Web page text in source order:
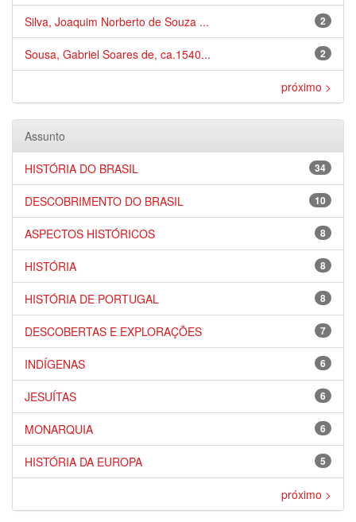
2
Silva, Joaquim Norberto de Souza ...
2
Sousa, Gabriel Soares de, ca.1540...
próximo >
Assunto
34
HISTÓRIA DO BRASIL
10
DESCOBRIMENTO DO BRASIL
8
ASPECTOS HISTÓRICOS
8
HISTÓRIA
8
HISTÓRIA DE PORTUGAL
7
DESCOBERTAS E EXPLORAÇÕES
6
INDÍGENAS
6
JESUÍTAS
6
MONARQUIA
5
HISTÓRIA DA EUROPA
próximo >